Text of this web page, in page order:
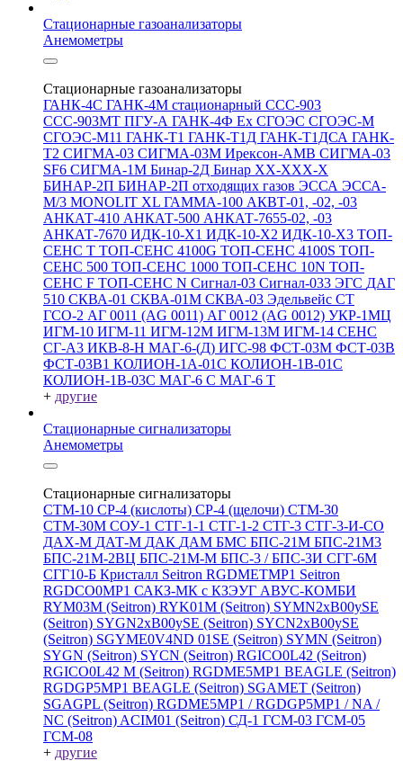
Стационарные газоанализаторы
Анемометры
Стационарные газоанализаторы
ГАНК-4С ГАНК-4М стационарный ССС-903
ССС-903МТ ПГУ-А ГАНК-4Ф Ex СГОЭС СГОЭС-М
СГОЭС-М11 ГАНК-Т1 ГАНК-Т1Д ГАНК-Т1ДСА ГАНК-
Т2 СИГМА-03 СИГМА-03М Ирексон-АМВ СИГМА-03
SF6 СИГМА-1М Бинар-2Д Бинар ХХ-ХХХ-Х
БИНАР-2П БИНАР-2П отходящих газов ЭССА ЭССА-
М/3 MONOLIT XL ГАММА-100 АКВТ-01, -02, -03
АНКАТ-410 АНКАТ-500 АНКАТ-7655-02, -03
АНКАТ-7670 ИДК-10-Х1 ИДК-10-Х2 ИДК-10-Х3 ТОП-
СЕНС Т ТОП-СЕНС 4100G ТОП-СЕНС 4100S ТОП-
СЕНС 500 ТОП-СЕНС 1000 ТОП-СЕНС 10N ТОП-
СЕНС F ТОП-СЕНС N Сигнал-03 Сигнал-033 ЭГС ДАГ
510 СКВА-01 СКВА-01М СКВА-03 Эдельвейс СТ
ГСО-2 АГ 0011 (AG 0011) АГ 0012 (AG 0012) УКР-1МЦ
ИГМ-10 ИГМ-11 ИГМ-12М ИГМ-13М ИГМ-14 СЕНС
СГ-А3 ИКВ-8-Н МАГ-6-(Д) ИГС-98 ФСТ-03М ФСТ-03В
ФСТ-03В1 КОЛИОН-1А-01С КОЛИОН-1В-01С
КОЛИОН-1В-03С МАГ-6 С МАГ-6 Т
+ другие
Стационарные сигнализаторы
Анемометры
Стационарные сигнализаторы
СТМ-10 СР-4 (кислоты) СР-4 (щелочи) СТМ-30
СТМ-30М СОУ-1 СТГ-1-1 СТГ-1-2 СТГ-3 СТГ-3-И-CO
ДАХ-М ДАТ-М ДАК ДАМ БМС БПС-21М БПС-21М3
БПС-21М-2ВЦ БПС-21М-М БПС-3 / БПС-3И СГГ-6М
СГГ10-Б Кристалл Seitron RGDMETMP1 Seitron
RGDCO0MP1 САКЗ-МК с КЗЭУГ АВУС-КОМБИ
RYM03M (Seitron) RYK01M (Seitron) SYMN2хB00ySE
(Seitron) SYGN2xB00ySE (Seitron) SYCN2xB00ySE
(Seitron) SGYME0V4ND 01SE (Seitron) SYMN (Seitron)
SYGN (Seitron) SYCN (Seitron) RGICO0L42 (Seitron)
RGICO0L42 M (Seitron) RGDME5MP1 BEAGLE (Seitron)
RGDGP5MP1 BEAGLE (Seitron) SGAMET (Seitron)
SGAGPL (Seitron) RGDME5MP1 / RGDGP5MP1 / NA /
NC (Seitron) ACIM01 (Seitron) СД-1 ГСМ-03 ГСМ-05
ГСМ-08
+ другие